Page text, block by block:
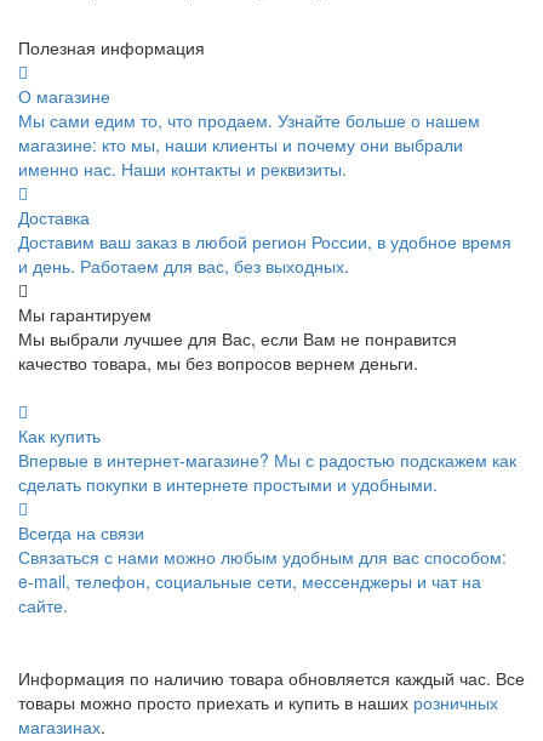
Полезная информация
О магазине
Мы сами едим то, что продаем. Узнайте больше о нашем
магазине: кто мы, наши клиенты и почему они выбрали
именно нас. Наши контакты и реквизиты.
Доставка
Доставим ваш заказ в любой регион России, в удобное время
и день. Работаем для вас, без выходных.
Мы гарантируем
Мы выбрали лучшее для Вас, если Вам не понравится
качество товара, мы без вопросов вернем деньги.
Как купить
Впервые в интернет-магазине? Мы с радостью подскажем как
сделать покупки в интернете простыми и удобными.
Всегда на связи
Связаться с нами можно любым удобным для вас способом:
e-mail, телефон, социальные сети, мессенджеры и чат на
сайте.
Информация по наличию товара обновляется каждый час. Все
товары можно просто приехать и купить в наших розничных
магазинах.